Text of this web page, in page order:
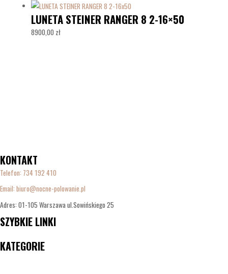
LUNETA STEINER RANGER 8 2-16×50
8900,00 zł
KONTAKT
Telefon: 734 192 410
Email: biuro@nocne-polowanie.pl
Adres: 01-105 Warszawa ul.Sowińskiego 25
SZYBKIE LINKI
KATEGORIE